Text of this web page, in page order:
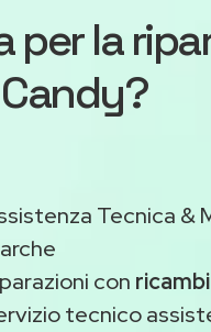
per la
Tecnica &
con
tecnico